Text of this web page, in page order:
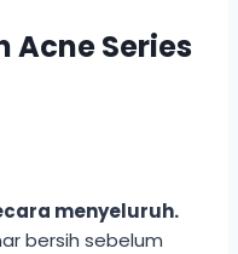
Acne Series
menyeluruh.
bersih sebelum